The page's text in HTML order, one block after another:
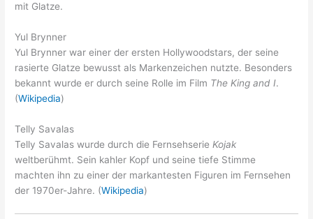
mit Glatze.
Yul Brynner
Yul Brynner war einer der ersten Hollywoodstars, der seine
rasierte Glatze bewusst als Markenzeichen nutzte. Besonders
bekannt wurde er durch seine Rolle im Film The King and I.
(Wikipedia)
Telly Savalas
Telly Savalas wurde durch die Fernsehserie Kojak
weltberühmt. Sein kahler Kopf und seine tiefe Stimme
machten ihn zu einer der markantesten Figuren im Fernsehen
der 1970er-Jahre. (Wikipedia)